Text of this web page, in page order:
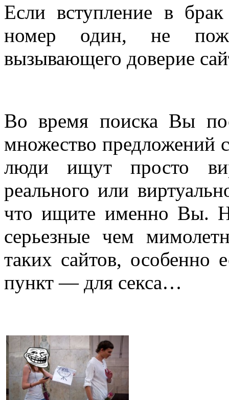
Если вступление в
номер один, не
вызывающего доверие
Во время поиска Вы
множество предложений
люди ищут просто
реального или
что ищите именно Вы.
серьезные чем
таких сайтов, особенно
пункт — для секса…